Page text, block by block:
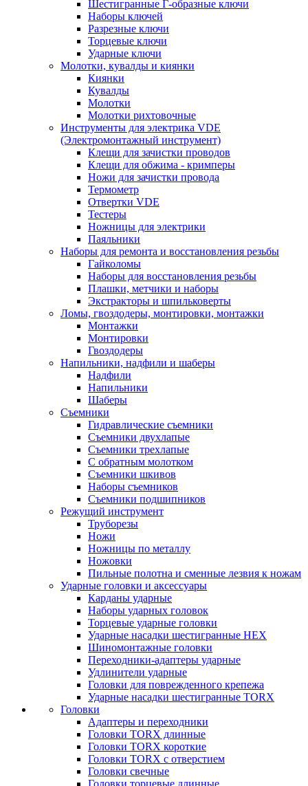
Шестигранные Г-образные ключи
Наборы ключей
Разрезные ключи
Торцевые ключи
Ударные ключи
Молотки, кувалды и киянки
Киянки
Кувалды
Молотки
Молотки рихтовочные
Инструменты для электрика VDE
(Электромонтажный инструмент)
Клещи для зачистки проводов
Клещи для обжима - кримперы
Ножи для зачистки провода
Термометр
Отвертки VDE
Тестеры
Ножницы для электрики
Паяльники
Наборы для ремонта и восстановления резьбы
Гайколомы
Наборы для восстановления резьбы
Плашки, метчики и наборы
Экстракторы и шпильковерты
Ломы, гвоздодеры, монтировки, монтажки
Монтажки
Монтировки
Гвоздодеры
Напильники, надфили и шаберы
Надфили
Напильники
Шаберы
Съемники
Гидравлические съемники
Съемники двухлапые
Съемники трехлапые
С обратным молотком
Съемники шкивов
Наборы съемников
Съемники подшипников
Режущий инструмент
Труборезы
Ножи
Ножницы по металлу
Ножовки
Пильные полотна и сменные лезвия к ножам
Ударные головки и аксессуары
Карданы ударные
Наборы ударных головок
Торцевые ударные головки
Ударные насадки шестигранные HEX
Шиномонтажные головки
Переходники-адаптеры ударные
Удлинители ударные
Головки для поврежденного крепежа
Ударные насадки шестигранные TORX
Головки
Адаптеры и переходники
Головки TORX длинные
Головки TORX короткие
Головки TORX с отверстием
Головки свечные
Головки торцевые длинные